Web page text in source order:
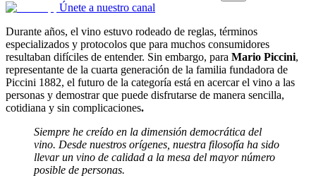
Únete a nuestro canal
Durante años, el vino estuvo rodeado de reglas, términos
especializados y protocolos que para muchos consumidores
resultaban difíciles de entender. Sin embargo, para Mario Piccini,
representante de la cuarta generación de la familia fundadora de
Piccini 1882, el futuro de la categoría está en acercar el vino a las
personas y demostrar que puede disfrutarse de manera sencilla,
cotidiana y sin complicaciones.
Siempre he creído en la dimensión democrática del
vino. Desde nuestros orígenes, nuestra filosofía ha sido
llevar un vino de calidad a la mesa del mayor número
posible de personas.